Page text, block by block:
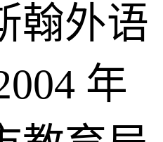
翰外语
年